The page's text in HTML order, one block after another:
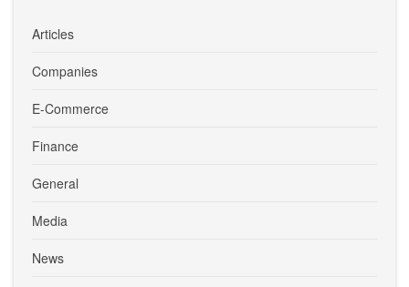
Articles
Companies
E-Commerce
Finance
General
Media
News